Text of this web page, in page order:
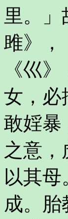
里。
雎》，
《巛
女，必
敢婬暴
之意
以其
成。